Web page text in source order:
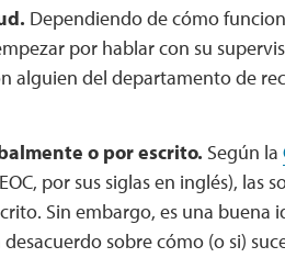
Dependiendo de cómo
por hablar con su
alguien del departamento de
o por escrito. Según la
por sus siglas en inglés), las
Sin embargo, es una buena
sobre cómo (o si)